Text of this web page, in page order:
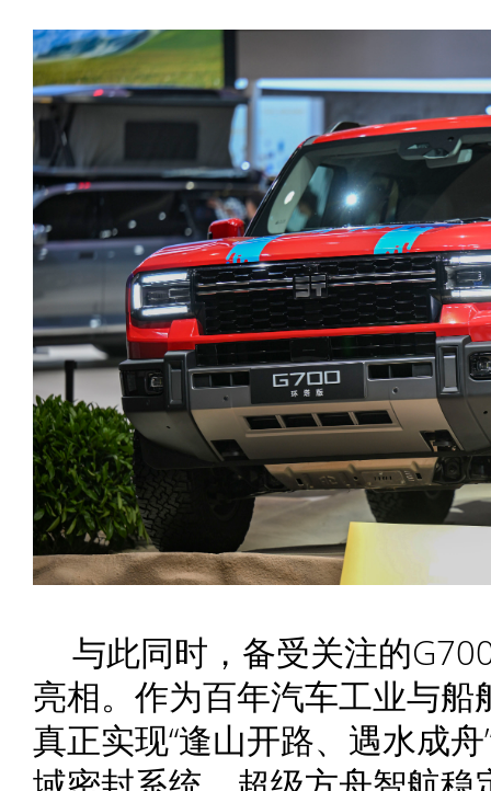
与此同时，备受关注的
亮相。作为百年汽车工业与
真正实现“逢山开路、遇水成